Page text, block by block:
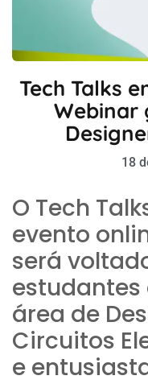
Tech Talks
Webinar
18
O Tech
evento
será
estudantes
área de
Circuitos
e